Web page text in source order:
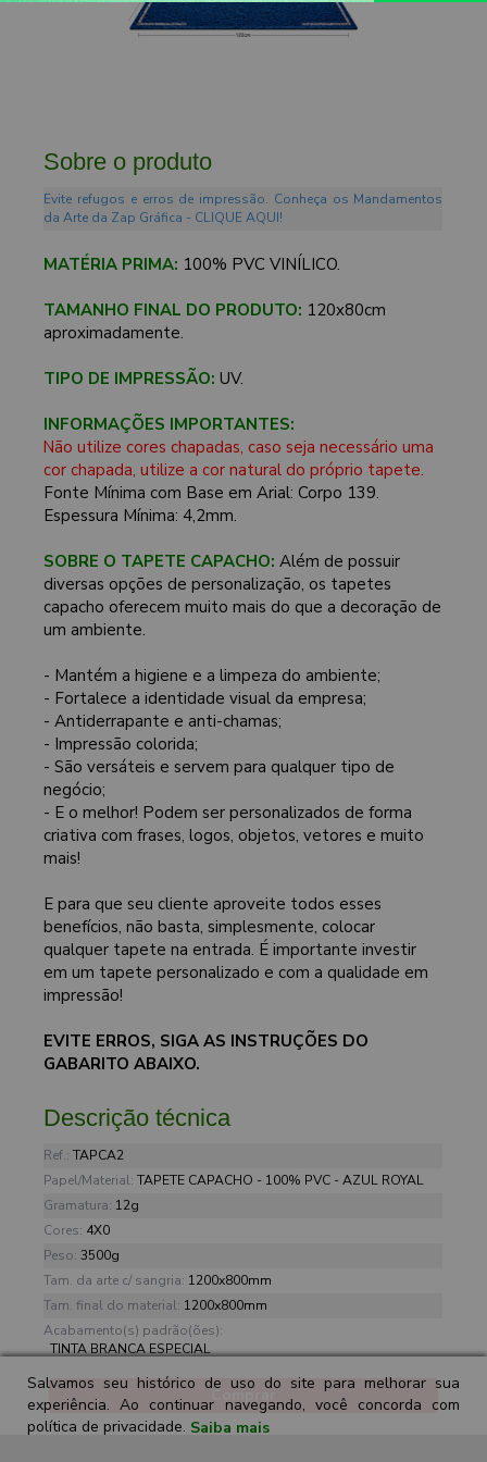
Sobre o produto
Evite refugos e erros de impressão. Conheça os Mandamentos
da Arte da Zap Gráfica - CLIQUE AQUI!
MATÉRIA PRIMA: 100% PVC VINÍLICO.
TAMANHO FINAL DO PRODUTO: 120x80cm
aproximadamente.
TIPO DE IMPRESSÃO: UV.
INFORMAÇÕES IMPORTANTES:
Não utilize cores chapadas, caso seja necessário uma
cor chapada, utilize a cor natural do próprio tapete.
Fonte Mínima com Base em Arial: Corpo 139.
Espessura Mínima: 4,2mm.
SOBRE O TAPETE CAPACHO: Além de possuir
diversas opções de personalização, os tapetes
capacho oferecem muito mais do que a decoração de
um ambiente.
- Mantém a higiene e a limpeza do ambiente;
- Fortalece a identidade visual da empresa;
- Antiderrapante e anti-chamas;
- Impressão colorida;
- São versáteis e servem para qualquer tipo de
negócio;
- E o melhor! Podem ser personalizados de forma
criativa com frases, logos, objetos, vetores e muito
mais!
E para que seu cliente aproveite todos esses
benefícios, não basta, simplesmente, colocar
qualquer tapete na entrada. É importante investir
em um tapete personalizado e com a qualidade em
impressão!
EVITE ERROS, SIGA AS INSTRUÇÕES DO
GABARITO ABAIXO.
Descrição técnica
Ref.: TAPCA2
Papel/Material: TAPETE CAPACHO - 100% PVC - AZUL ROYAL
Gramatura: 12g
Cores: 4X0
Peso: 3500g
Tam. da arte c/ sangria: 1200x800mm
Tam. final do material: 1200x800mm
Acabamento(s) padrão(ões):
TINTA BRANCA ESPECIAL
Comprar
Salvamos seu histórico de uso do site para melhorar sua
experiência. Ao continuar navegando, você concorda com
política de privacidade. Saiba mais